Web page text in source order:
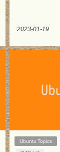
2023-01-19
Ubuntu Topics